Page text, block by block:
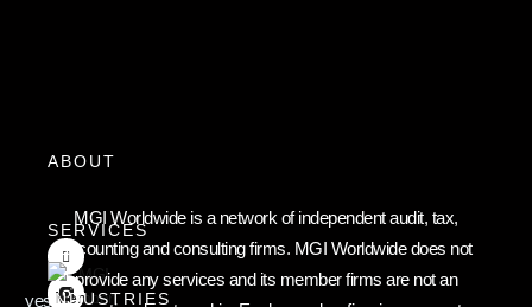
yes
ABOUT
SERVICES
INDUSTRIES
F
O
MGI Worldwide is a network of independent audit, tax,
accounting and consulting firms. MGI Worldwide does not
provide any services and its member firms are not an